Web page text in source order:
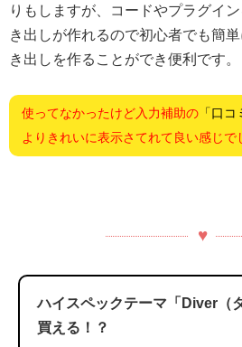
りもしますが、コードやプラグイ
き出しが作れるので初心者でも簡
き出しを作ることができ便利です。
使ってなかったけど入力補助の 「口コ
よりきれいに表示さてれて良い感じで
ハイスペックテーマ「Diver（
買える！？